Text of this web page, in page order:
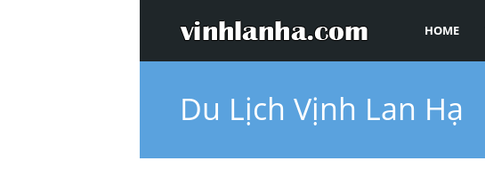
HOME
Du Lịch Vịnh Lan Hạ